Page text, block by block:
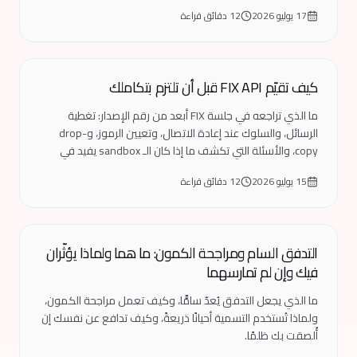
17 يوليو 2026 12 دقائق قراءة
كيف تقيّم FIX API قبل أن تلتزم بتكاملك
ما الذي تراجعه في جلسة FIX أبعد من رقم الإصدار: تغطية
الرسائل، والسلوك عند إعادة الاتصال، وتعيين الرموز، وdrop-
copy، والأسئلة التي تكشف ما إذا كان الـ sandbox يفيد في
15 يوليو 2026 12 دقائق قراءة
التدفق السام ومراجحة الكمون: ما هما ولماذا يؤثّران
فيك وإن لم تمارسهما
ما الذي يجعل التدفق يُعدّ سامًّا، وكيف تعمل مراجحة الكمون،
ولماذا تُستخدم التسمية أحيانًا ذريعةً، وكيف تدافع عن نفسك إن
أُلصقت بك ظلمًا.